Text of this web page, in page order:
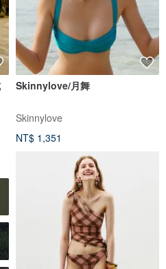
Skinnylove/月舞
Skinnylove
NT$ 1,351